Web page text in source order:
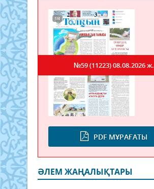
PDF МҰРАҒАТЫ
№59 (11223)08.08.2026 ж.
ӘЛЕМ ЖАҢАЛЫҚТАРЫ